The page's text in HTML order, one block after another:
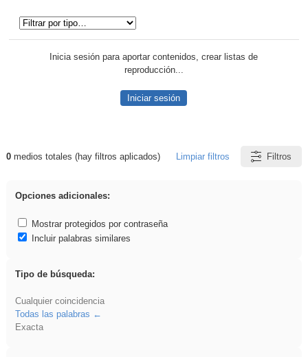
Inicia sesión para aportar contenidos, crear listas de
reproducción...
Iniciar sesión
Resultados de: Ahmet
0medios totales (hay filtros aplicados) Limpiar filtros Filtros
Opciones adicionales:
Mostrar protegidos por contraseña
Incluir palabras similares
Tipo de búsqueda:
Cualquier coincidencia
Todas las palabras
Exacta